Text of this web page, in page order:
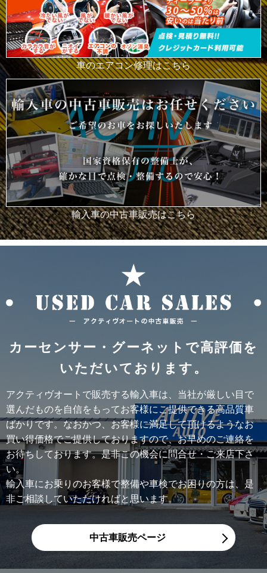
車のエアコン修理はこちら
輸入車の中古車販売はこちら
カーセンサー・グーネットで高評価を
いただいております。
アクティヴオートで販売する輸入車は、当社が厳しい目で
選んだものを自信をもってお客様にご提供できる高品質車
ばかりです。なおかつ、お客様に満足して頂けるようなお
買い得価格でご提供しておりますので、お早めのご連絡を
お待ちしております。是非この機会に問合せ・ご来店下さ
い。
輸入車にお乗りのお客様で整備や車検でお困りの方は、是
非ご相談していただければと思います。
中古車販売ページ